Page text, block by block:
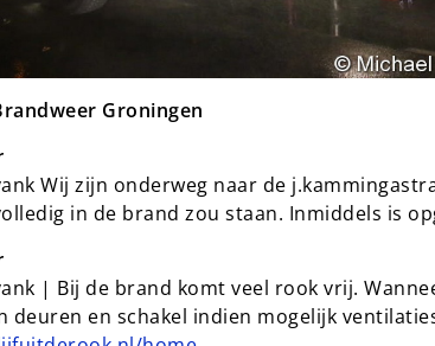
Groningen
Wij zijn onderweg naar de
in de brand zou staan. Inmiddels is
| Bij de brand komt veel rook vrij.
deuren en schakel indien mogelijk